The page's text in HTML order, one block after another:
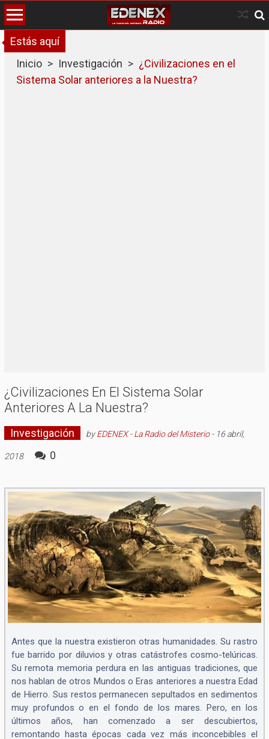
Skip
to
content
Estás aquí
Inicio > Investigación > ¿Civilizaciones en el
Sistema Solar anteriores a la Nuestra?
¿Civilizaciones En El Sistema Solar
Anteriores A La Nuestra?
Investigación byEDENEX - La Radio del Misterio- 16 abril,
2018 0
Antes que la nuestra existieron otras humanidades. Su rastro
fue barrido por diluvios y otras catástrofes cosmo-telúricas.
Su remota memoria perdura en las antiguas tradiciones, que
nos hablan de otros Mundos o Eras anteriores a nuestra Edad
de Hierro. Sus restos permanecen sepultados en sedimentos
muy profundos o en el fondo de los mares. Pero, en los
últimos años, han comenzado a ser descubiertos,
remontando hasta épocas cada vez más inconcebibles el